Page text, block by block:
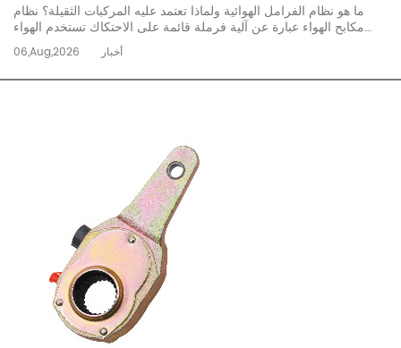
ما هو نظام الفرامل الهوائية ولماذا تعتمد عليه المركبات الثقيلة؟ نظام
مكابح الهواء عبارة عن آلية فرملة قائمة على الاحتكاك تستخدم الهواء
المضغوط كوسيلة لنقل الطاقة. على عكس سيارات الركاب التي تعتمد
على السائل الهيدروليكي، تستخدم المركبات التجارية الثقيلة - بما في ذلك
الشاحنات والحافلات ومج...إقرأ المزيد
06,Aug,2026 أخبار